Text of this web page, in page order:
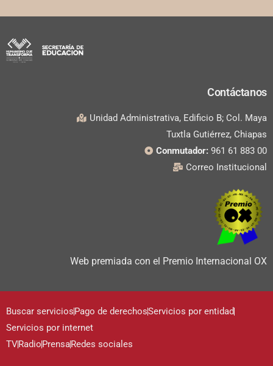
Contáctanos
Unidad Administrativa, Edificio B; Col. Maya
Tuxtla Gutiérrez, Chiapas
Conmutador: 961 61 883 00
Correo Institucional
Web premiada con el Premio Internacional OX
Buscar serviciosPago de derechosServicios por entidad
Servicios por internet
TVRadioPrensaRedes sociales